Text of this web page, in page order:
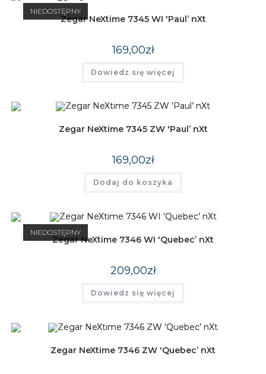
NIEDOSTĘPNY
Zegar NeXtime 7345 WI 'Paul’ nXt
169,00zł
Dowiedz się więcej
Zegar NeXtime 7345 ZW 'Paul’ nXt
169,00zł
Dodaj do koszyka
NIEDOSTĘPNY
Zegar NeXtime 7346 WI 'Quebec’ nXt
209,00zł
Dowiedz się więcej
Zegar NeXtime 7346 ZW 'Quebec’ nXt